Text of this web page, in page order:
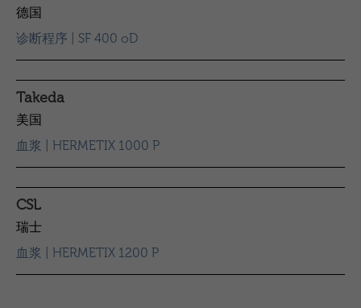
德国
诊断程序 | SF 400 oD
Takeda
美国
血浆 | HERMETIX 1000 P
CSL
瑞士
血浆 | HERMETIX 1200 P